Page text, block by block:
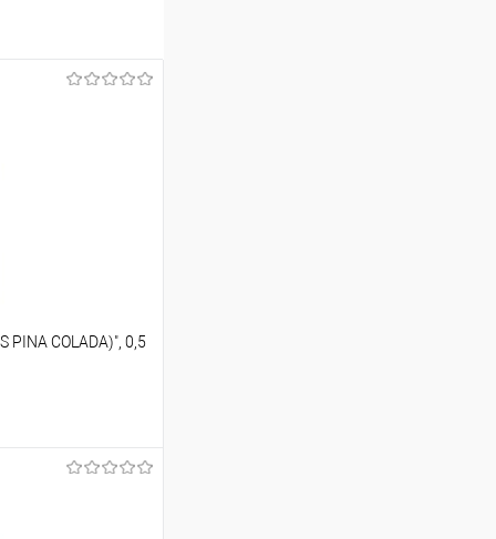
COLADA)", 0,5